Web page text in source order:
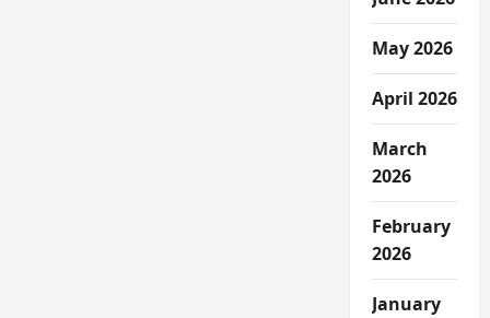
May 2026
April 2026
March
2026
February
2026
January